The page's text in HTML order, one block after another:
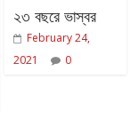
২৩ বছরে ভাস্বর
February 24,
2021
0